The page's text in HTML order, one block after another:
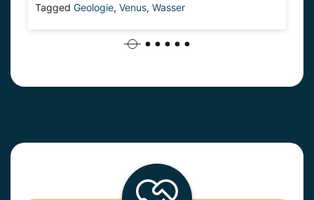
Tagged Geologie, Venus, Wasser